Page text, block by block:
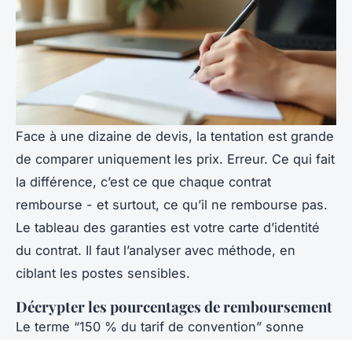
Face à une dizaine de devis, la tentation est grande
de comparer uniquement les prix. Erreur. Ce qui fait
la différence, c’est ce que chaque contrat
rembourse - et surtout, ce qu’il ne rembourse pas.
Le tableau des garanties est votre carte d’identité
du contrat. Il faut l’analyser avec méthode, en
ciblant les postes sensibles.
Décrypter les pourcentages de remboursement
Le terme “150 % du tarif de convention” sonne